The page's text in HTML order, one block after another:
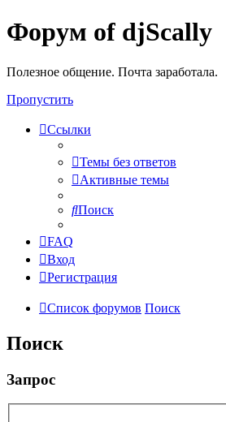
Форум of djScally
Полезное общение. Почта заработала.
Пропустить
Ссылки
Темы без ответов
Активные темы
Поиск
FAQ
Вход
Регистрация
Список форумов Поиск
Поиск
Запрос